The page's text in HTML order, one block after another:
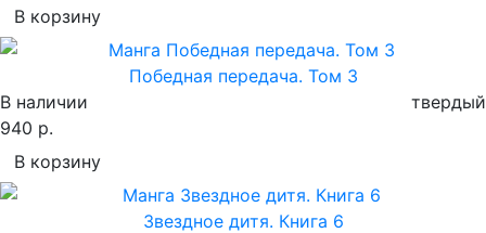
В корзину
Победная передача. Том 3
В наличии
твердый
940 р.
В корзину
Звездное дитя. Книга 6